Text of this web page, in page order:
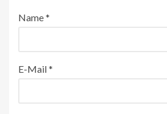
Name*
E-Mail*